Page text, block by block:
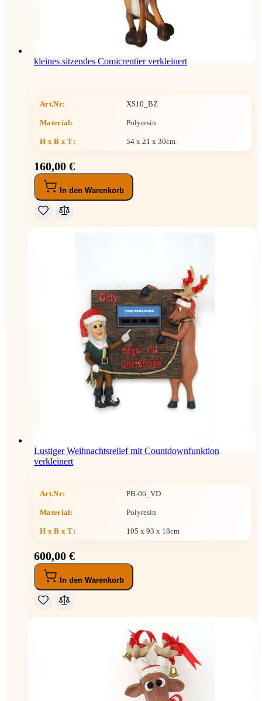
kleines sitzendes Comicrentier verkleinert
Art.Nr: XS10_BZ
Material: Polyresin
H x B x T: 54 x 21 x 30cm
160,00 €
In den Warenkorb
Lustiger Weihnachtsrelief mit Countdownfunktion
verkleinert
Art.Nr: PB-06_VD
Material: Polyresin
H x B x T: 105 x 93 x 18cm
600,00 €
In den Warenkorb